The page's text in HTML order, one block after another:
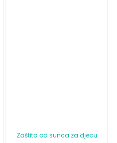
Zaštita od sunca za djecu